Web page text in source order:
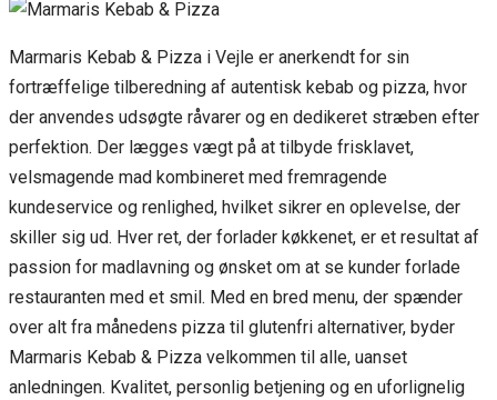
Marmaris Kebab & Pizza i Vejle er anerkendt for sin
fortræffelige tilberedning af autentisk kebab og pizza, hvor
der anvendes udsøgte råvarer og en dedikeret stræben efter
perfektion. Der lægges vægt på at tilbyde frisklavet,
velsmagende mad kombineret med fremragende
kundeservice og renlighed, hvilket sikrer en oplevelse, der
skiller sig ud. Hver ret, der forlader køkkenet, er et resultat af
passion for madlavning og ønsket om at se kunder forlade
restauranten med et smil. Med en bred menu, der spænder
over alt fra månedens pizza til glutenfri alternativer, byder
Marmaris Kebab & Pizza velkommen til alle, uanset
anledningen. Kvalitet, personlig betjening og en uforlignelig